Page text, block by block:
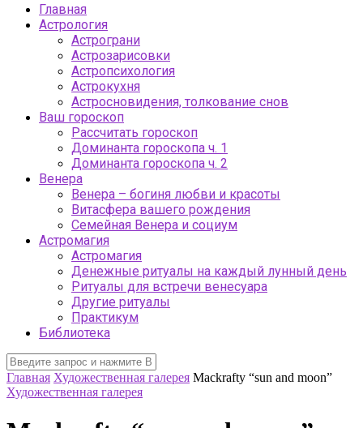
Главная
Астрология
Астрограни
Астрозарисовки
Астропсихология
Астрокухня
Астросновидения, толкование снов
Ваш гороскоп
Рассчитать гороскоп
Доминанта гороскопа ч. 1
Доминанта гороскопа ч. 2
Венера
Венера – богиня любви и красоты
Витасфера вашего рождения
Семейная Венера и социум
Астромагия
Астромагия
Денежные ритуалы на каждый лунный день
Ритуалы для встречи венесуара
Другие ритуалы
Практикум
Библиотека
Главная Художественная галерея Mackrafty “sun and moon”
Художественная галерея